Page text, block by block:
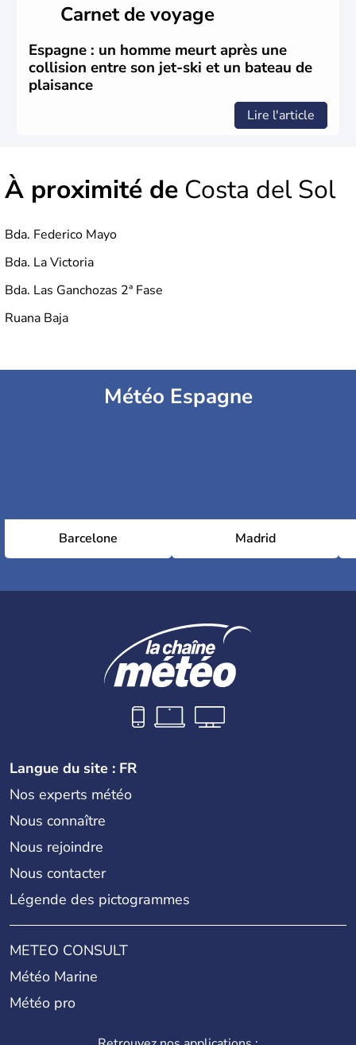
envahissent la péninsule au IIe siècle avant J.C et
apportent leur langue ainsi que leur religion. L'Espagne
s'impose comme la première puissance de l'Europe au
XIème siècle et le reste pendant plus de 100 ans. Madrid
rejoint le pays à partir de 1801 après avoir appartenu au
Portugal. Cette monarchie constitutionnelle intègre
Carnet de voyage
Espagne : un homme meurt après une
collision entre son jet-ski et un bateau de
plaisance
Lire l'article
À proximité de Costa del Sol
Bda. Federico Mayo
Bda. La Victoria
Bda. Las Ganchozas 2ª Fase
Ruana Baja
Météo Espagne
Barcelone Madrid
Langue du site : FR
Nos experts météo
Nous connaître
Nous rejoindre
Nous contacter
Légende des pictogrammes
METEO CONSULT
Météo Marine
Météo pro